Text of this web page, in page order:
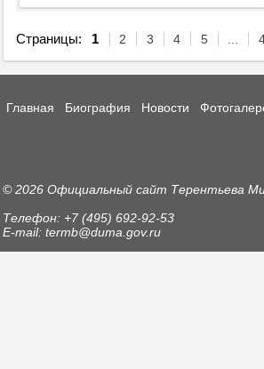
Страницы: 1 2 3 4 5 ...
Главная Биография Новости
© 2026 Официальный сайт Терентьева
Телефон: +7 (495) 692-92-53
E-mail: termb@duma.gov.ru